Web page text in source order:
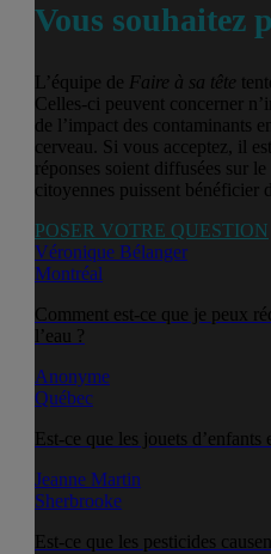
Vous souhaitez
L’équipe de Faire à sa tête
Celles-ci peuvent concerner
de l’impact des contaminants
cerveau. Si vous acceptez, il
réponses soient diffusées sur
citoyennes puissent bénéficier
POSER VOTRE QUESTION
Véronique Bélanger
Montréal
Comment est-ce que je peux
l’eau ?
Anonyme
Québec
Est-ce que les jouets
Jeanne Martin
Sherbrooke
Est-ce que les pesticides